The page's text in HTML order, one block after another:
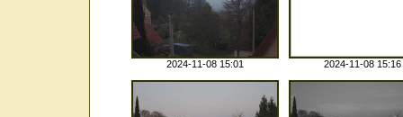
2024-11-08 15:01 2024-11-08 15:16